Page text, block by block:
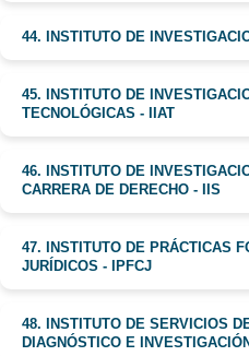
44. INSTITUTO DE
45. INSTITUTO DE
TECNOLÓGICAS - IIAT
46. INSTITUTO DE
CARRERA DE DERECHO - IIS
47. INSTITUTO DE PRÁCTICAS
JURÍDICOS - IPFCJ
48. INSTITUTO DE SERVICIOS
DIAGNÓSTICO E